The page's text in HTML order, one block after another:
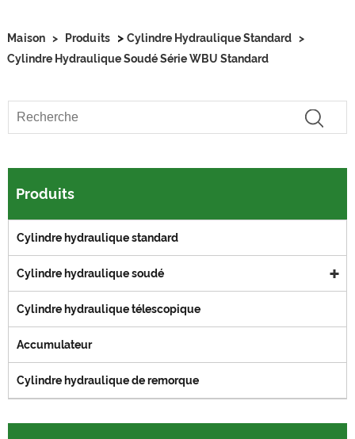
Maison > Produits > Cylindre Hydraulique Standard >
Cylindre Hydraulique Soudé Série WBU Standard
Produits
Cylindre hydraulique standard
Cylindre hydraulique soudé
Cylindre hydraulique télescopique
Accumulateur
Cylindre hydraulique de remorque